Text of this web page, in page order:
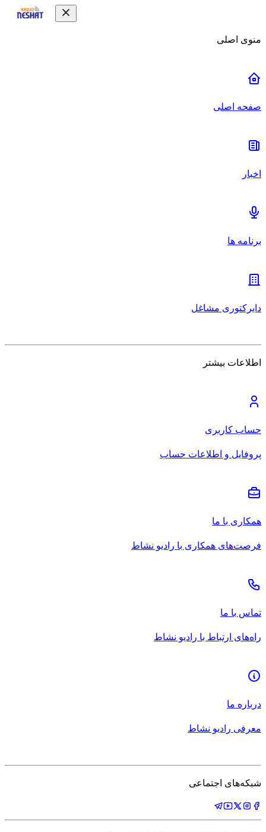
منوی اصلی
صفحه اصلی
اخبار
برنامه ها
دایرکتوری مشاغل
اطلاعات بیشتر
حساب کاربری
پروفایل و اطلاعات حساب
همکاری با ما
فرصت‌های همکاری با رادیو نشاط
تماس با ما
راه‌های ارتباط با رادیو نشاط
درباره ما
معرفی رادیو نشاط
شبکه‌های اجتماعی